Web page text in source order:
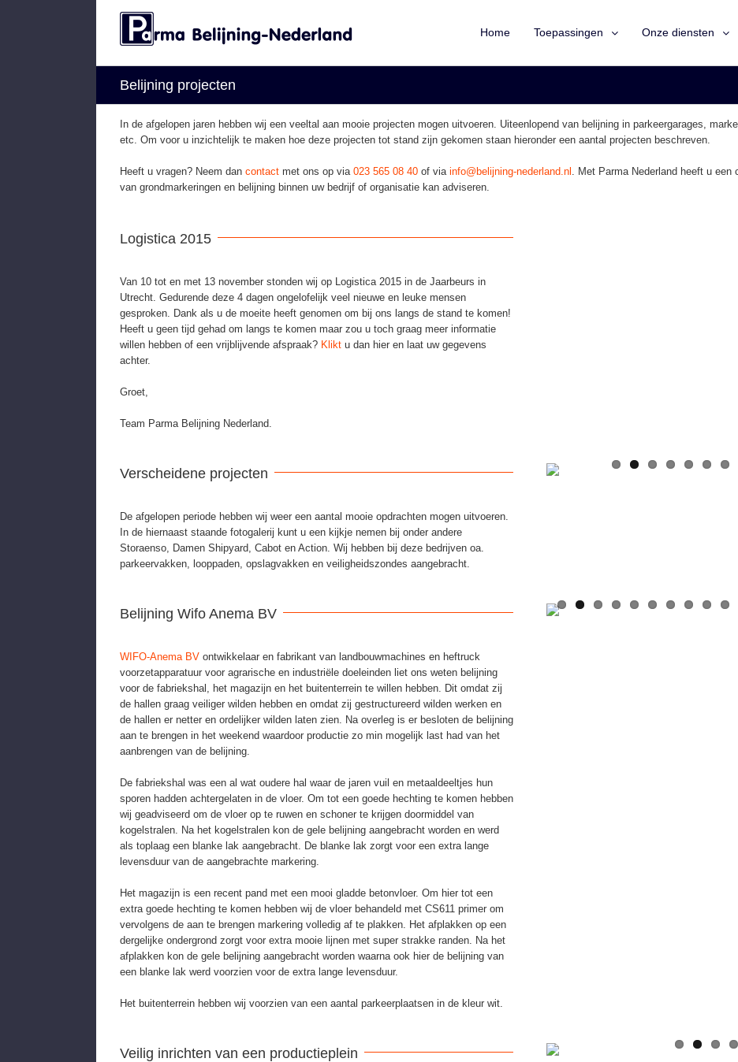
Home Toepassingen Onze diensten
Belijning projecten
In de afgelopen jaren hebben wij een veeltal aan mooie projecten mogen uitvoeren. Uiteenlopend van belijning in parkeergarages,
etc. Om voor u inzichtelijk te maken hoe deze projecten tot stand zijn gekomen staan hieronder een aantal projecten beschreven.
Heeft u vragen? Neem dan contact met ons op via 023 565 08 40 of via info@belijning-nederland.nl . Met Parma Nederland heeft u
van grondmarkeringen en belijning binnen uw bedrijf of organisatie kan adviseren.
Logistica 2015
Van 10 tot en met 13 november stonden wij op Logistica 2015 in de Jaarbeurs in
Utrecht. Gedurende deze 4 dagen ongelofelijk veel nieuwe en leuke mensen
gesproken. Dank als u de moeite heeft genomen om bij ons langs de stand te komen!
Heeft u geen tijd gehad om langs te komen maar zou u toch graag meer informatie
willen hebben of een vrijblijvende afspraak? Klikt u dan hier en laat uw gegevens
achter.
Groet,
Team Parma Belijning Nederland.
Verscheidene projecten
De afgelopen periode hebben wij weer een aantal mooie opdrachten mogen uitvoeren.
In de hiernaast staande fotogalerij kunt u een kijkje nemen bij onder andere
Storaenso, Damen Shipyard, Cabot en Action. Wij hebben bij deze bedrijven oa.
parkeervakken, looppaden, opslagvakken en veiligheidszondes aangebracht.
Belijning Wifo Anema BV
WIFO-Anema BV ontwikkelaar en fabrikant van landbouwmachines en heftruck
voorzetapparatuur voor agrarische en industriële doeleinden liet ons weten belijning
voor de fabriekshal, het magazijn en het buitenterrein te willen hebben. Dit omdat zij
de hallen graag veiliger wilden hebben en omdat zij gestructureerd wilden werken en
de hallen er netter en ordelijker wilden laten zien. Na overleg is er besloten de belijning
aan te brengen in het weekend waardoor productie zo min mogelijk last had van het
aanbrengen van de belijning.
De fabriekshal was een al wat oudere hal waar de jaren vuil en metaaldeeltjes hun
sporen hadden achtergelaten in de vloer. Om tot een goede hechting te komen hebben
wij geadviseerd om de vloer op te ruwen en schoner te krijgen doormiddel van
kogelstralen. Na het kogelstralen kon de gele belijning aangebracht worden en werd
als toplaag een blanke lak aangebracht. De blanke lak zorgt voor een extra lange
levensduur van de aangebrachte markering.
Het magazijn is een recent pand met een mooi gladde betonvloer. Om hier tot een
extra goede hechting te komen hebben wij de vloer behandeld met CS611 primer om
vervolgens de aan te brengen markering volledig af te plakken. Het afplakken op een
dergelijke ondergrond zorgt voor extra mooie lijnen met super strakke randen. Na het
afplakken kon de gele belijning aangebracht worden waarna ook hier de belijning van
een blanke lak werd voorzien voor de extra lange levensduur.
Het buitenterrein hebben wij voorzien van een aantal parkeerplaatsen in de kleur wit.
Veilig inrichten van een productieplein